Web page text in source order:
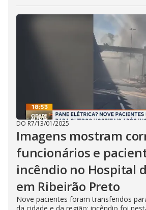
DO R7/13/01/2025
Imagens mostram
funcionários e
incêndio no Hospital
em Ribeirão Preto
Nove pacientes foram transferidos